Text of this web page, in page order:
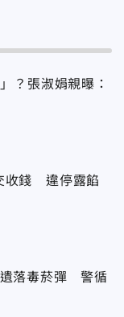
？張淑娟親曝：
收錢 違停露餡
遺落毒菸彈 警循